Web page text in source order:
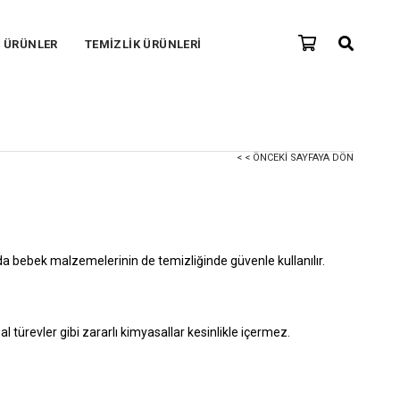
ÜRÜNLER TEMİZLİK ÜRÜNLERİ
< < ÖNCEKI SAYFAYA DÖN
bebek malzemelerinin de temizliğinde güvenle kullanılır.
türevler gibi zararlı kimyasallar kesinlikle içermez.